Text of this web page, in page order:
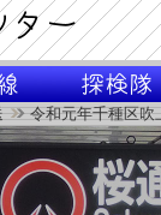
令和元年千種区吹